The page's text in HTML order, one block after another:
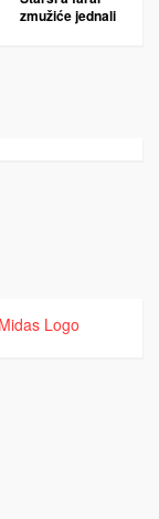
zmužiće jednali